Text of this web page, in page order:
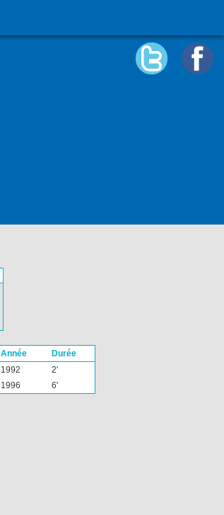
Année
Durée
1992
2'
1996 6'